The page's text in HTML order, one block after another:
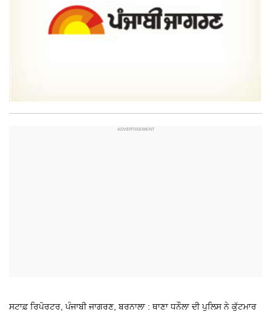
ਸਟਾਫ਼ ਰਿਪੋਰਟਰ, ਪੰਜਾਬੀ ਜਾਗਰਣ, ਬਰਨਾਲਾ : ਥਾਣਾ ਧਨੌਲਾ ਦੀ ਪੁਲਿਸ ਨੇ ਕੁੱਟਮਾਰ